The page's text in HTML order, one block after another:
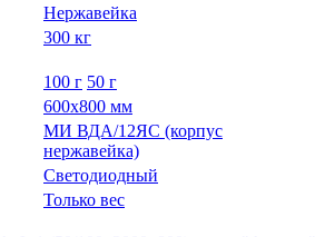
Нержавейка
300 кг
100 г 50 г
600х800 мм
МИ ВДА/12ЯС (корпус
нержавейка)
Светодиодный
Только вес